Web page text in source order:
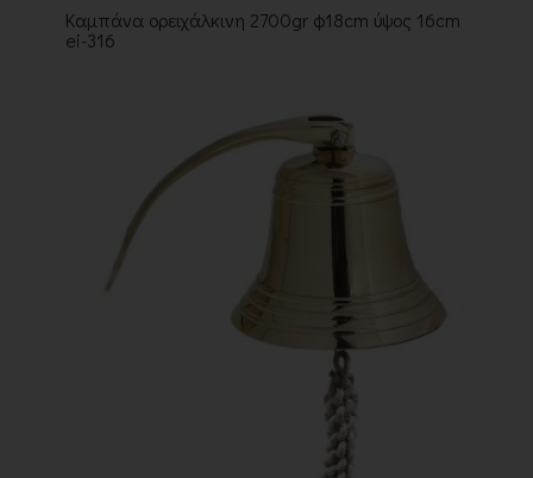
Καμπάνα ορειχάλκινη 2700gr φ18cm ύψος 16cm
ei-316